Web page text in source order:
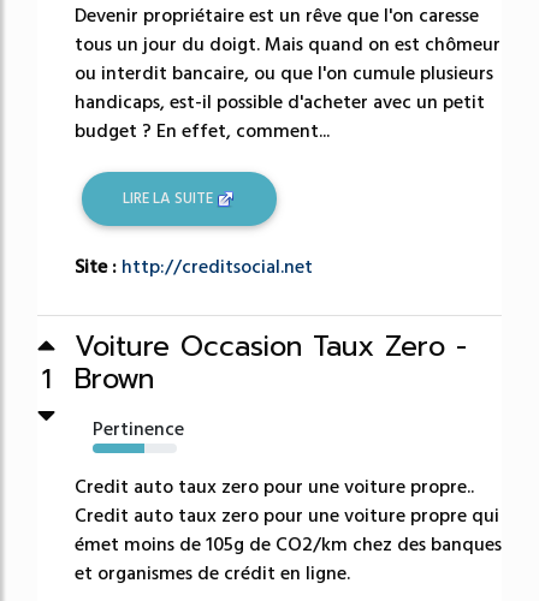
Devenir propriétaire est un rêve que l'on caresse
tous un jour du doigt. Mais quand on est chômeur
ou interdit bancaire, ou que l'on cumule plusieurs
handicaps, est-il possible d'acheter avec un petit
budget ? En effet, comment...
LIRE LA SUITE
Site : http://creditsocial.net
1
Voiture Occasion Taux Zero -
Brown
Pertinence
61%
Credit auto taux zero pour une voiture propre..
Credit auto taux zero pour une voiture propre qui
émet moins de 105g de CO2/km chez des banques
et organismes de crédit en ligne.